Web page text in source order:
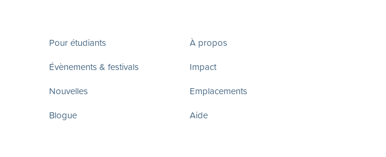
Pour étudiants
Évènements & festivals
Nouvelles
Blogue
À propos
Impact
Emplacements
Aide